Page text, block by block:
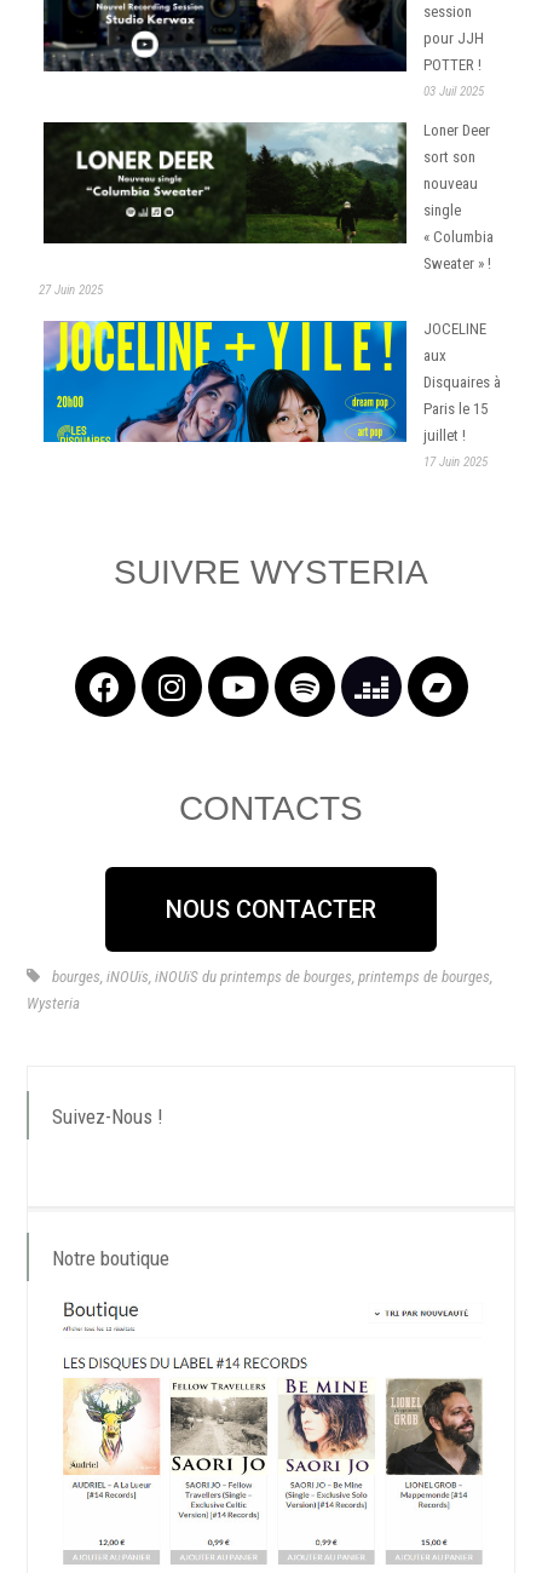
session
pour JJH
POTTER !
03 Juil 2025
Loner Deer
sort son
nouveau
single
« Columbia
Sweater » !
27 Juin 2025
JOCELINE
aux
Disquaires à
Paris le 15
juillet !
17 Juin 2025
SUIVRE WYSTERIA
CONTACTS
NOUS CONTACTER
bourges,iNOUïs,iNOUïS du printemps de bourges,printemps de bourges,
Wysteria
Suivez-Nous !
Notre boutique